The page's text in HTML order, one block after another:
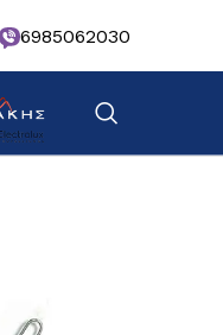
6985062030